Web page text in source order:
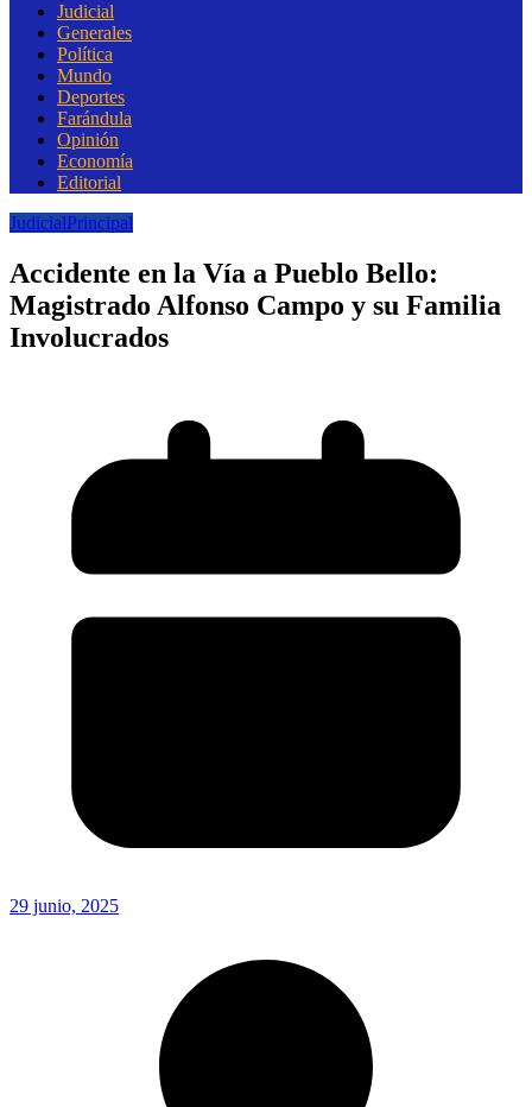
Judicial
Generales
Política
Mundo
Deportes
Farándula
Opinión
Economía
Editorial
JudicialPrincipal
Accidente en la Vía a Pueblo Bello:
Magistrado Alfonso Campo y su Familia
Involucrados
29 junio, 2025